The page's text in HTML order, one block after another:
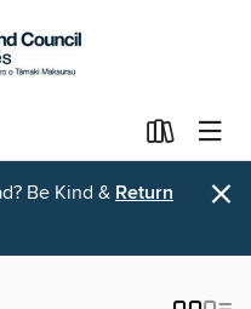
Be Kind & Return
×